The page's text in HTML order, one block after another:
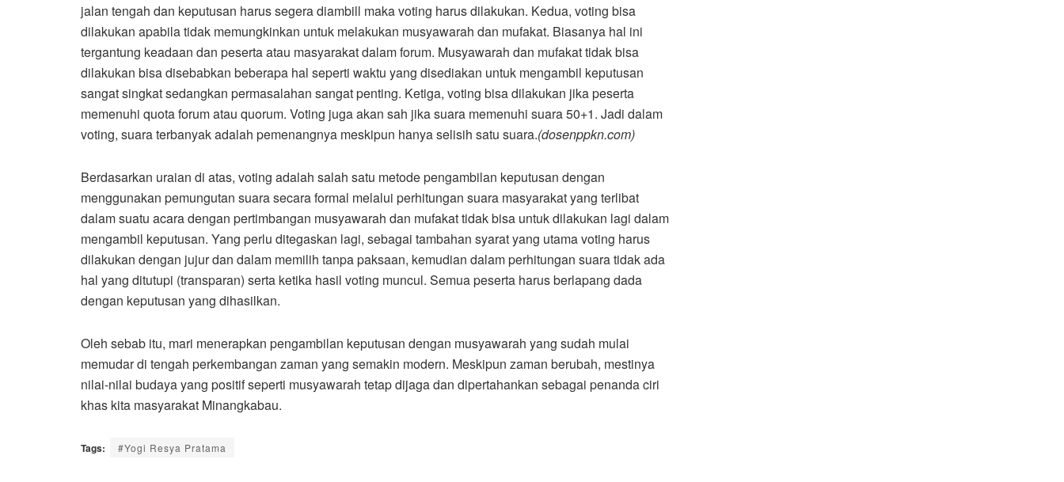
jalan tengah dan keputusan harus segera diambill maka voting harus dilakukan. Kedua, voting bisa
dilakukan apabila tidak memungkinkan untuk melakukan musyawarah dan mufakat. Biasanya hal ini
tergantung keadaan dan peserta atau masyarakat dalam forum. Musyawarah dan mufakat tidak bisa
dilakukan bisa disebabkan beberapa hal seperti waktu yang disediakan untuk mengambil keputusan
sangat singkat sedangkan permasalahan sangat penting. Ketiga, voting bisa dilakukan jika peserta
memenuhi quota forum atau quorum. Voting juga akan sah jika suara memenuhi suara 50+1. Jadi dalam
voting, suara terbanyak adalah pemenangnya meskipun hanya selisih satu suara.(dosenppkn.com)
Berdasarkan uraian di atas, voting adalah salah satu metode pengambilan keputusan dengan
menggunakan pemungutan suara secara formal melalui perhitungan suara masyarakat yang terlibat
dalam suatu acara dengan pertimbangan musyawarah dan mufakat tidak bisa untuk dilakukan lagi dalam
mengambil keputusan. Yang perlu ditegaskan lagi, sebagai tambahan syarat yang utama voting harus
dilakukan dengan jujur dan dalam memilih tanpa paksaan, kemudian dalam perhitungan suara tidak ada
hal yang ditutupi (transparan) serta ketika hasil voting muncul. Semua peserta harus berlapang dada
dengan keputusan yang dihasilkan.
Oleh sebab itu, mari menerapkan pengambilan keputusan dengan musyawarah yang sudah mulai
memudar di tengah perkembangan zaman yang semakin modern. Meskipun zaman berubah, mestinya
nilai-nilai budaya yang positif seperti musyawarah tetap dijaga dan dipertahankan sebagai penanda ciri
khas kita masyarakat Minangkabau.
Tags: #Yogi Resya Pratama